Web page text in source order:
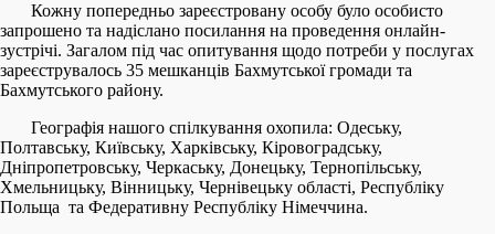
Кожну попередньо зареєстровану особу було особисто
запрошено та надіслано посилання на проведення онлайн-
зустрічі. Загалом під час опитування щодо потреби у послугах
зареєструвалось 35 мешканців Бахмутської громади та
Бахмутського району.
Географія нашого спілкування охопила: Одеську,
Полтавську, Київську, Харківську, Кіровоградську,
Дніпропетровську, Черкаську, Донецьку, Тернопільську,
Хмельницьку, Вінницьку, Чернівецьку області, Республіку
Польща та Федеративну Республіку Німеччина.